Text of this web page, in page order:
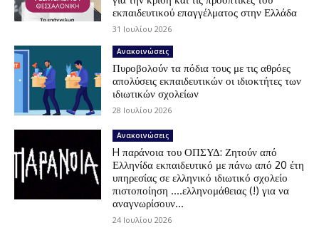
εκπαιδευτικού επαγγέλματος στην Ελλάδα
31 Ιουλίου 2026
Ανακοινώσεις
Πυροβολούν τα πόδια τους με τις αθρόες
απολύσεις εκπαιδευτικών οι ιδιοκτήτες των
ιδιωτικών σχολείων
28 Ιουλίου 2026
Ανακοινώσεις
H παράνοια του ΟΠΣΥΔ: Ζητούν από
Ελληνίδα εκπαιδευτικό με πάνω από 20 έτη
υπηρεσίας σε ελληνικό ιδιωτικό σχολείο
πιστοποίηση ….ελληνομάθειας (!) για να
αναγνωρίσουν...
24 Ιουλίου 2026